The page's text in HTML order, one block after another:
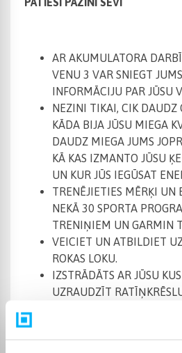
AR AKUMULATORA
VENU 3 VAR SNIEGT
INFORMĀCIJU PAR JŪSU
NEZINI TIKAI, CIK DAUDZ
KĀDA BIJA JŪSU MIEGA
DAUDZ MIEGA JUMS
KĀ KAS IZMANTO JŪSU
UN KUR JŪS IEGŪSAT
TRENĒJIETIES MĒRĶI UN
NEKĀ 30 SPORTA
TRENIŅIEM UN GARMIN
VEICIET UN ATBILDIET
ROKAS LOKU.
IZSTRĀDĀTS AR JŪSU
UZRAUDZĪT
PIEDĀVĀ INTEGRĒTU